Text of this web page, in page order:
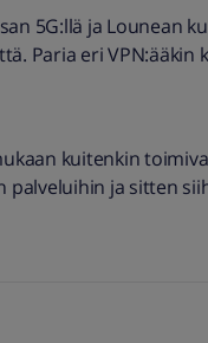
5G:llä ja Lounean
Paria eri VPN:ääkin
kuitenkin
palveluihin ja sitten